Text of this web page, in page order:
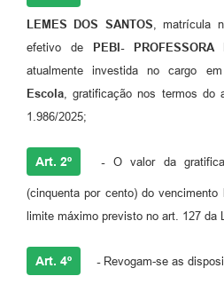
LEMES DOS SANTOS , matrícula
efetivo de
PEBI-
atualmente investida no cargo
Escola , gratificação nos termos
1.986/2025;
Art. 2º - O valor da
(cinquenta por cento) do
limite máximo previsto no art. 127 da
Art. 4º -Revogam-se as